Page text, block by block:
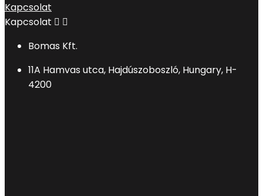
Kapcsolat
Kapcsolat  
Bomas Kft.
11A Hamvas utca, Hajdúszoboszló, Hungary, H-
4200